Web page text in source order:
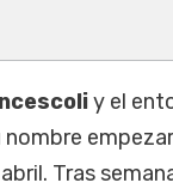
y el
Tras